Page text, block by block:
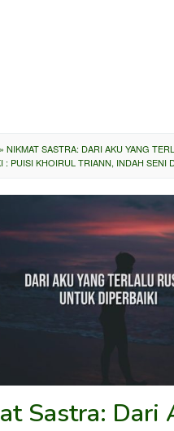
» NIKMAT SASTRA: DARI AKU YANG
: PUISI KHOIRUL TRIANN, INDAH SENI
Sastra: Dari